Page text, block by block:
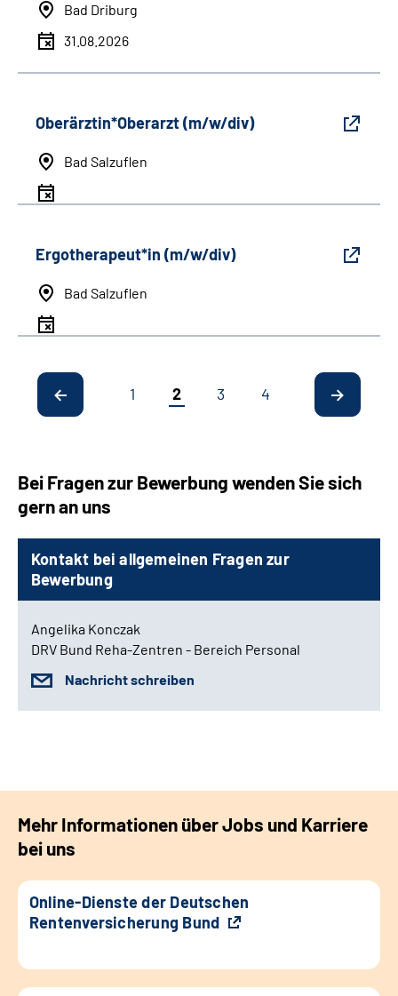
Bad Driburg
31.08.2026
Oberärztin*Oberarzt (m/w/div)
Bad Salzuflen
Ergotherapeut*in (m/w/div)
Bad Salzuflen
1 2 3 4
Bei Fragen zur Bewerbung wenden Sie sich
gern an uns
Kontakt bei allgemeinen Fragen zur
Bewerbung
Angelika Konczak
DRV Bund Reha-Zentren - Bereich Personal
Nachricht schreiben
Mehr Informationen über Jobs und Karriere
bei uns
Online-Dienste der Deutschen
Rentenversicherung Bund